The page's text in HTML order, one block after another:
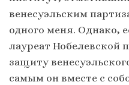
венесуэльским
одного меня. Однако,
лауреат Нобелевской
защиту
самым он вместе с